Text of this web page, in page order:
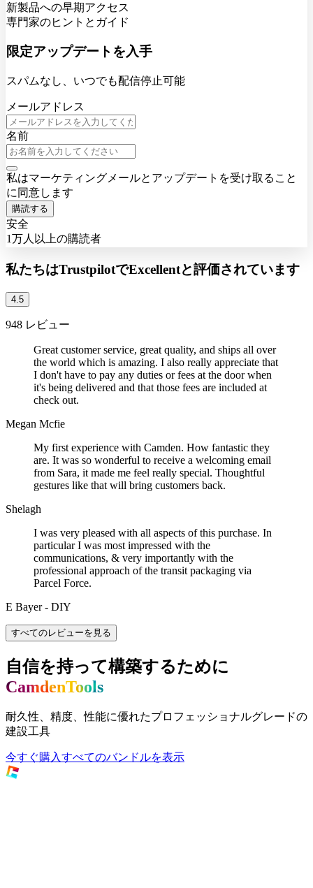
新製品への早期アクセス
専門家のヒントとガイド
限定アップデートを入手
スパムなし、いつでも配信停止可能
メールアドレス
名前
私はマーケティングメールとアップデートを受け取ること
に同意します
購読する
安全
1万人以上の購読者
私たちはTrustpilotでExcellentと評価されています
4.5
948 レビュー
Great customer service, great quality, and ships all over
the world which is amazing. I also really appreciate that
I don't have to pay any duties or fees at the door when
it's being delivered and that those fees are included at
check out.
Megan Mcfie
My first experience with Camden. How fantastic they
are. It was so wonderful to receive a welcoming email
from Sara, it made me feel really special. Thoughtful
gestures like that will bring customers back.
Shelagh
I was very pleased with all aspects of this purchase. In
particular I was most impressed with the
communications, & very importantly with the
professional approach of the transit packaging via
Parcel Force.
E Bayer - DIY
すべてのレビューを見る
自信を持って構築するために
CamdenTools
耐久性、精度、性能に優れたプロフェッショナルグレードの
建設工具
今すぐ購入すべてのバンドルを表示